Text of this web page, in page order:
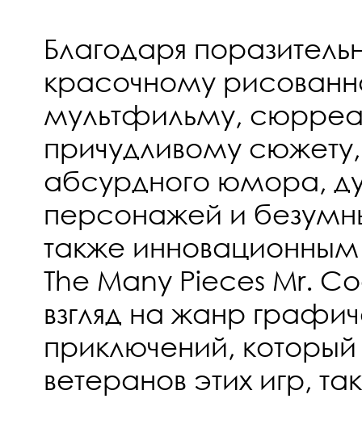
Благодаря
красочному
мультфильму,
причудливому
абсурдного юмора,
персонажей и
также
The Many Pieces Mr.
взгляд на жанр
приключений,
ветеранов этих игр,